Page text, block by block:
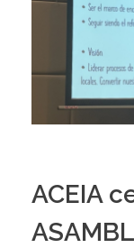
ACEIA